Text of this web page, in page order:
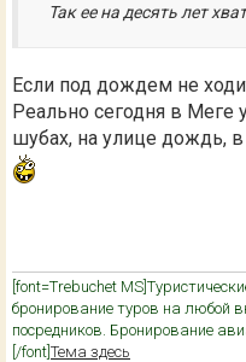
Так ее на десять лет
Если под дождем не
Реально сегодня в
шубах, на улице дождь,
[font=Trebuchet
бронирование туров на любой
посредников. Бронирование
[/font]Тема здесь